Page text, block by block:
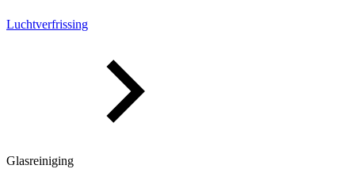
Luchtverfrissing
Glasreiniging